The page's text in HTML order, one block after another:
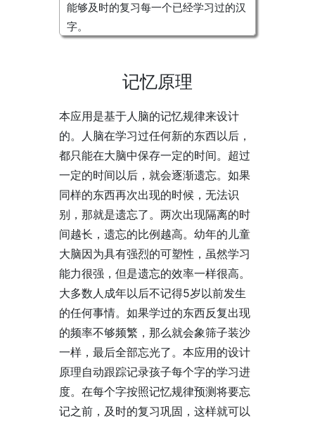
能够及时的复习每一个已经学习过的汉
字。
记忆原理
本应用是基于人脑的记忆规律来设计
的。人脑在学习过任何新的东西以后，
都只能在大脑中保存一定的时间。超过
一定的时间以后，就会逐渐遗忘。如果
同样的东西再次出现的时候，无法识
别，那就是遗忘了。两次出现隔离的时
间越长，遗忘的比例越高。幼年的儿童
大脑因为具有强烈的可塑性，虽然学习
能力很强，但是遗忘的效率一样很高。
大多数人成年以后不记得5岁以前发生
的任何事情。如果学过的东西反复出现
的频率不够频繁，那么就会象筛子装沙
一样，最后全部忘光了。本应用的设计
原理自动跟踪记录孩子每个字的学习进
度。在每个字按照记忆规律预测将要忘
记之前，及时的复习巩固，这样就可以